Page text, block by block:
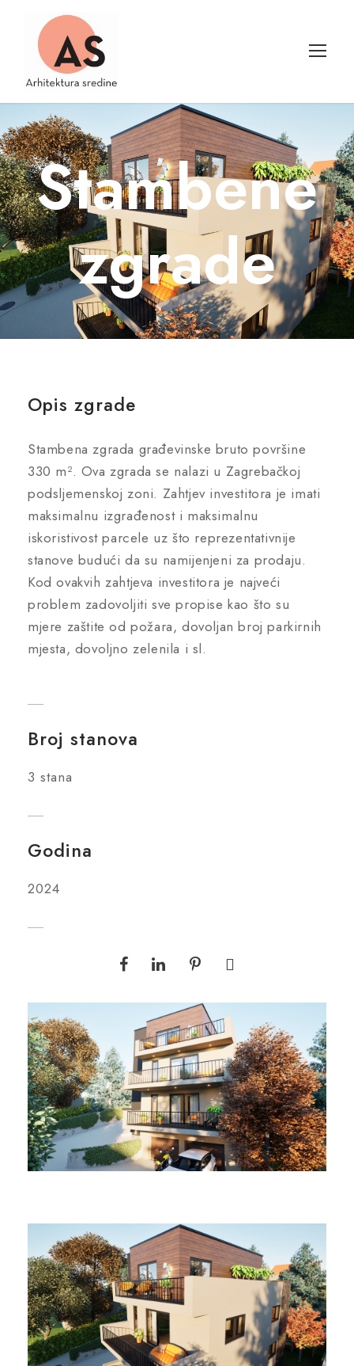
Stambene
zgrade
Opis zgrade
Stambena zgrada građevinske bruto površine
330 m². Ova zgrada se nalazi u Zagrebačkoj
podsljemenskoj zoni. Zahtjev investitora je imati
maksimalnu izgrađenost i maksimalnu
iskoristivost parcele uz što reprezentativnije
stanove budući da su namijenjeni za prodaju.
Kod ovakvih zahtjeva investitora je najveći
problem zadovoljiti sve propise kao što su
mjere zaštite od požara, dovoljan broj parkirnih
mjesta, dovoljno zelenila i sl.
Broj stanova
3 stana
Godina
2024